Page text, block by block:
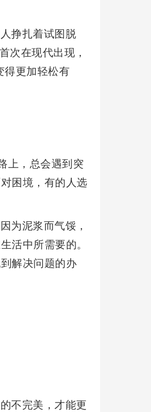
挣扎着试图脱
次在现代出现，
得更加轻松有
上，总会遇到突
困境，有的人选
为泥浆而气馁，
活中所需要的。
解决问题的办
不完美，才能更